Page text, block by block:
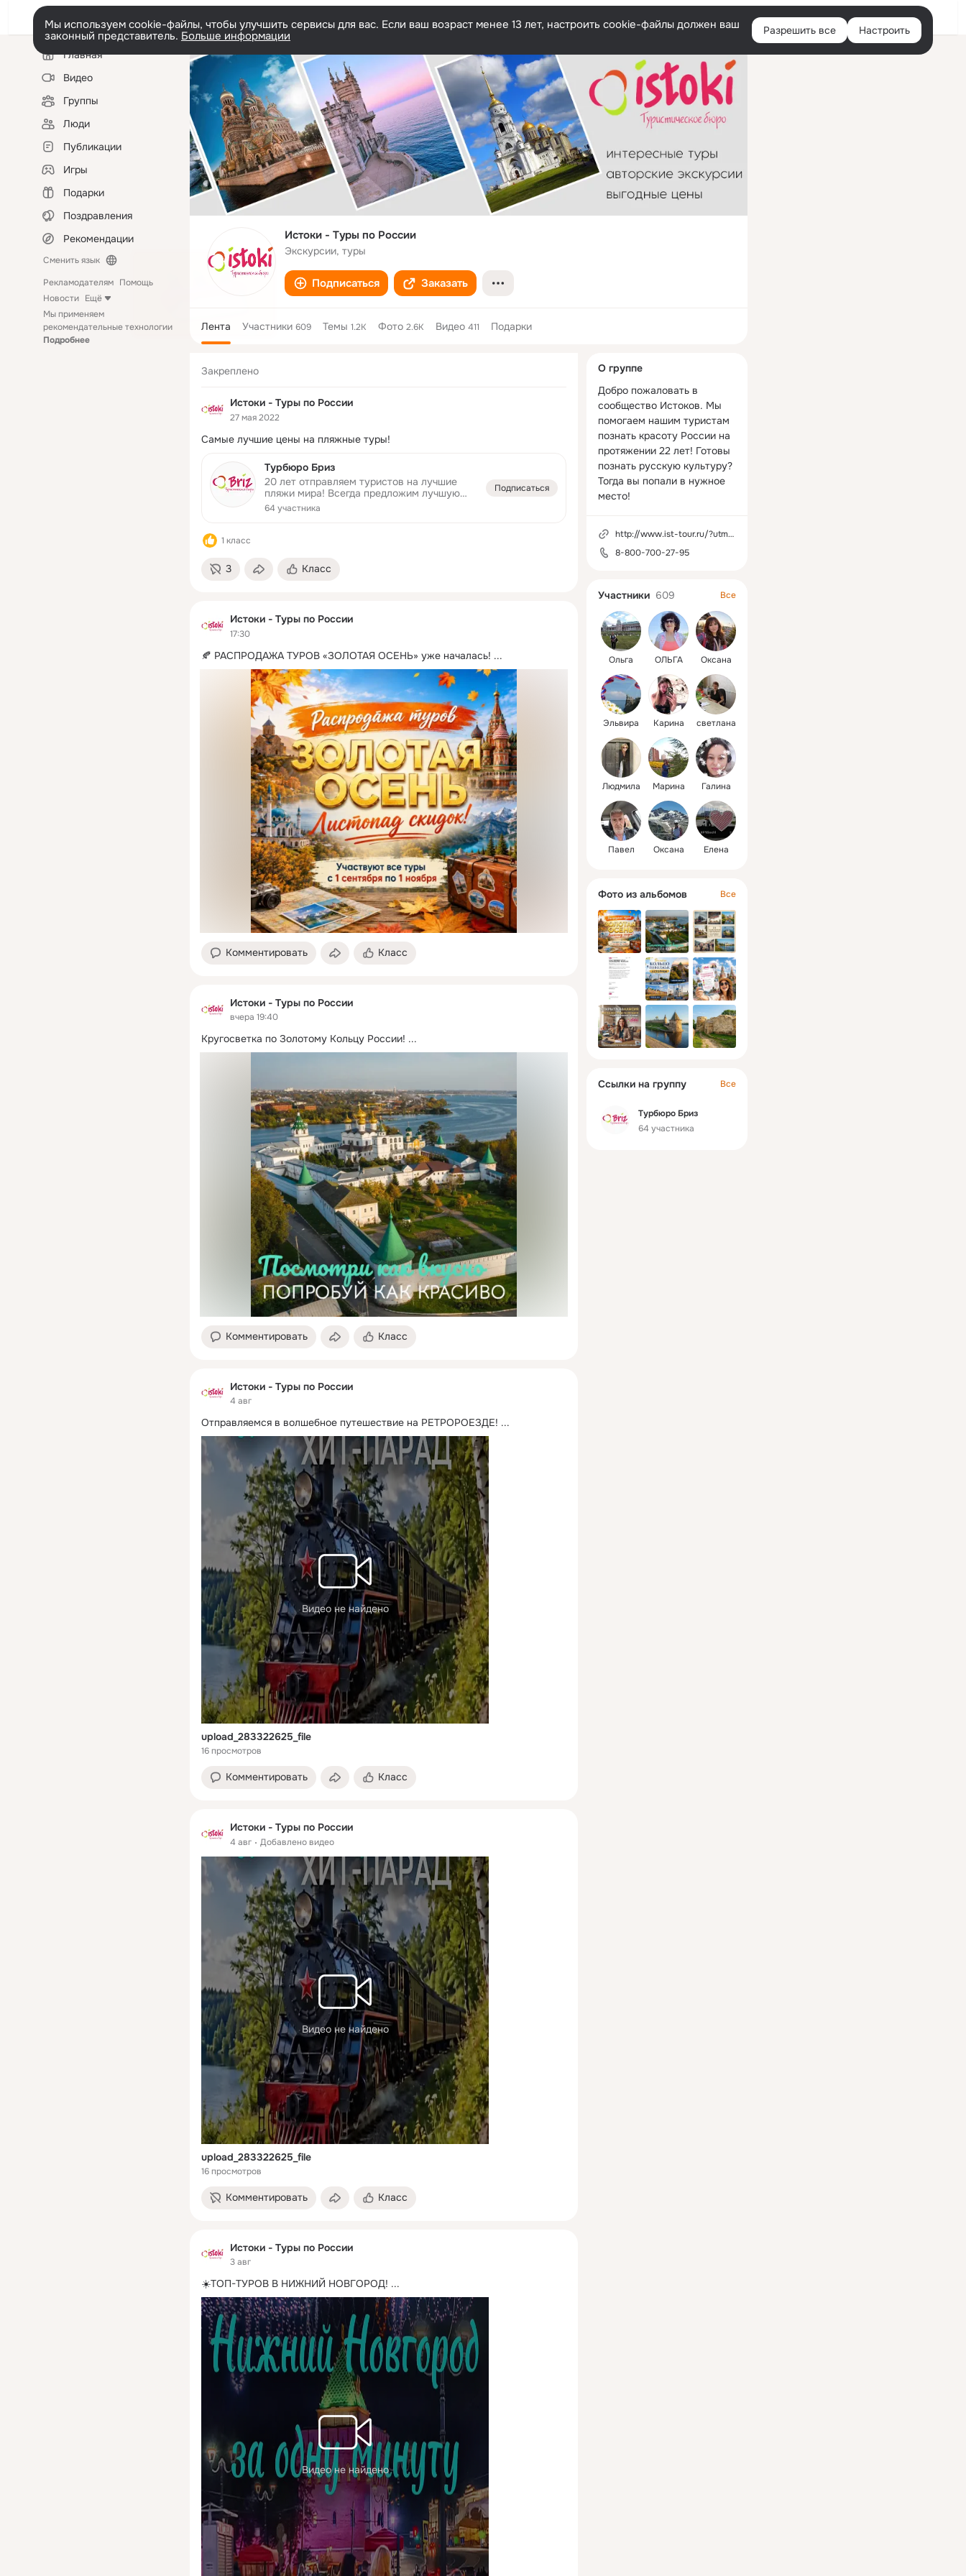
Войти
Мы используем cookie-файлы, чтобы улучшить сервисы для вас. Если ваш возраст менее 13 лет, настроить cookie-файлы должен ваш
законный представитель. Больше информации Разрешить все Настроить
Левая
колонкаГлавная
Видео
Группы
Люди
Публикации
Игры
Подарки
Поздравления
Рекомендации
Сменить язык
Рекламодателям Помощь
Новости Ещё
Мы применяем
рекомендательные технологии
Подробнее
Истоки - Туры по России
Экскурсии, туры
Подписаться Заказать
Лента Участники 609 Темы 1.2K Фото 2.6K Видео 411 Подарки
Закреплено
Истоки - Туры по России
27 мая 2022
Самые лучшие цены на пляжные туры!
Турбюро Бриз
20 лет отправляем туристов на лучшие
пляжи мира! Всегда предложим лучшую
цену! Держим связь с туристом до
момента взлета! t.me/putevkaru -
64 участника
Подписаться
1 класс
3 Класс
Истоки - Туры по России
17:30
🍂 РАСПРОДАЖА ТУРОВ «ЗОЛОТАЯ ОСЕНЬ» уже началась! ...
Комментировать Класс
Истоки - Туры по России
вчера 19:40
Кругосветка по Золотому Кольцу России! ...
Комментировать Класс
Истоки - Туры по России
4 авг
Отправляемся в волшебное путешествие на РЕТРОРОЕЗДЕ! ...
Видео не найдено
upload_283322625_file
16 просмотров
Комментировать Класс
Истоки - Туры по России
4 авг Добавлено видео
Видео не найдено
upload_283322625_file
16 просмотров
Комментировать Класс
Истоки - Туры по России
3 авг
☀️ТОП-ТУРОВ В НИЖНИЙ НОВГОРОД! ...
Видео не найдено
колонка
О группе
Добро пожаловать в
сообщество Истоков. Мы
помогаем нашим туристам
познать красоту России на
протяжении 22 лет! Готовы
познать русскую культуру?
Тогда вы попали в нужное
место!
http://www.ist-tour.ru/?utm_source=odnoklassniki&utm_medium=social&utm_campaign=OK
8-800-700-27-95
Участники 609 Все
Ольга ОЛЬГА Оксана
Эльвира Карина светлана
Людмила Марина Галина
Павел Оксана Елена
Фото из альбомов Все
Ссылки на группу Все
Турбюро Бриз
64 участника